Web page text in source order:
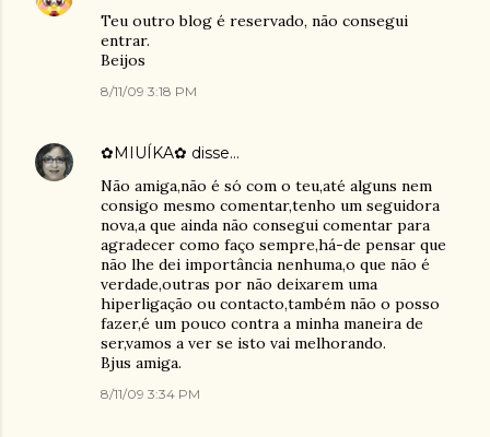
Teu outro blog é reservado, não consegui
entrar.
Beijos
8/11/09 3:18 PM
✿MIUÍKA✿ disse…
Não amiga,não é só com o teu,até alguns nem
consigo mesmo comentar,tenho um seguidora
nova,a que ainda não consegui comentar para
agradecer como faço sempre,há-de pensar que
não lhe dei importância nenhuma,o que não é
verdade,outras por não deixarem uma
hiperligação ou contacto,também não o posso
fazer,é um pouco contra a minha maneira de
ser,vamos a ver se isto vai melhorando.
Bjus amiga.
8/11/09 3:34 PM